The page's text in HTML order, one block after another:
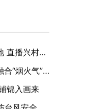
全椒县：以训强能筑云端阵地 直播兴村绘和美画卷
安徽全椒：龙腾路特色夜市融合“烟火气”与“文明风”
锦入画来